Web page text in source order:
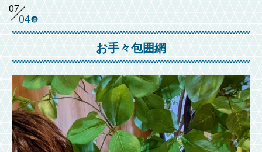
07
04 金
お手々包囲網